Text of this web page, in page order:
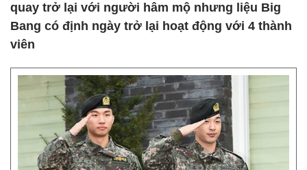
quay trở lại với người hâm mộ nhưng liệu Big
Bang có định ngày trở lại hoạt động với 4 thành
viên